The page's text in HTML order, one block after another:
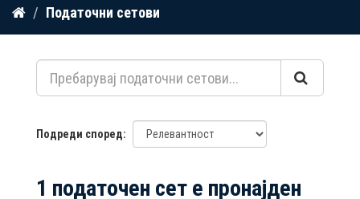
Прескокнете
содржина
Податочни сетови
Подреди според
1 податочен сет е пронајден